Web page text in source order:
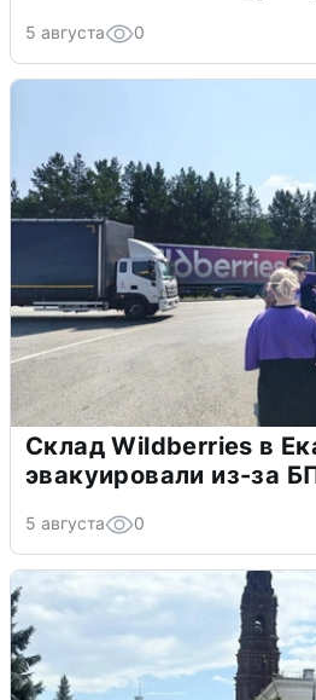
5 августа 0
Склад Wildberries в
эвакуировали из-за
5 августа 0